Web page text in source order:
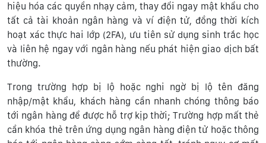
hiệu hóa các quyền nhạy cảm, thay đổi ngay mật khẩu cho
tất cả tài khoản ngân hàng và ví điện tử, đồng thời kích
hoạt xác thực hai lớp (2FA), ưu tiên sử dụng sinh trắc học
và liên hệ ngay với ngân hàng nếu phát hiện giao dịch bất
thường.
Trong trường hợp bị lộ hoặc nghi ngờ bị lộ tên đăng
nhập/mật khẩu, khách hàng cần nhanh chóng thông báo
tới ngân hàng để được hỗ trợ kịp thời; Trường hợp mất thẻ
cần khóa thẻ trên ứng dụng ngân hàng điện tử hoặc thông